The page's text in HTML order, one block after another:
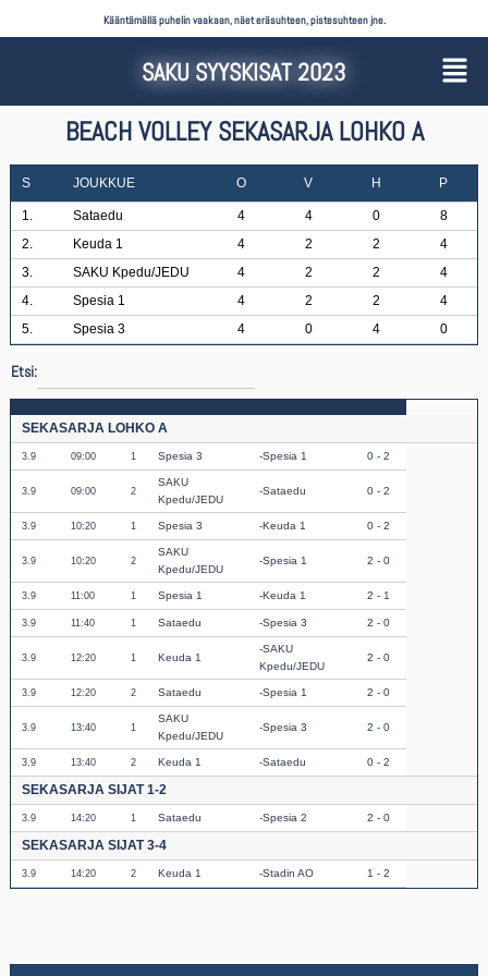
Kääntämällä puhelin vaakaan, näet eräsuhteen, pistesuhteen jne.
SAKU SYYSKISAT 2023
BEACH VOLLEY SEKASARJA LOHKO A
S JOUKKUE O V H P
1. Sataedu 4 4 0
8
2.
Keuda 1 4 2 2
4
3.
SAKU Kpedu/JEDU 4 2 2
4
4.
Spesia 1 4 2 2
4
5.
Spesia 3 4 0 4 0
Etsi:
SEKASARJA LOHKO A
3.9 09:00 1 Spesia 3 Spesia 1 0 - 2
3.9 09:00 2
SAKU
Kpedu/JEDU
Sataedu 0 - 2
3.9 10:20 1 Spesia 3 Keuda 1 0 - 2
3.9 10:20 2
SAKU
Kpedu/JEDU
Spesia 1 2 - 0
3.9 11:00 1 Spesia 1 Keuda 1 2 - 1
3.9 11:40 1 Sataedu Spesia 3 2 - 0
3.9 12:20 1 Keuda 1
SAKU
Kpedu/JEDU
2 - 0
3.9 12:20 2 Sataedu Spesia 1 2 - 0
3.9 13:40 1
SAKU
Kpedu/JEDU
Spesia 3 2 - 0
3.9 13:40 2 Keuda 1 Sataedu 0 - 2
SEKASARJA SIJAT 1-2
3.9 14:20 1 Sataedu Spesia 2 2 - 0
SEKASARJA SIJAT 3-4
3.9 14:20 2 Keuda 1 Stadin AO 1 - 2